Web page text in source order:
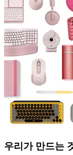
우리가 만드는